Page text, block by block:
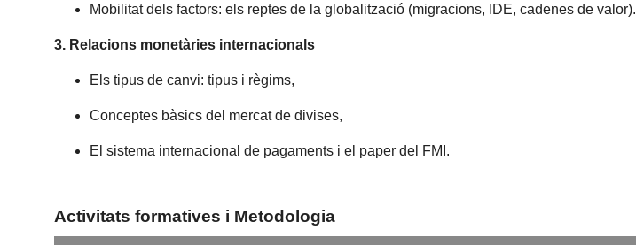
Mobilitat dels factors: els reptes de la globalització (migracions, IDE, cadenes de valor).
3. Relacions monetàries internacionals
Els tipus de canvi: tipus i règims,
Conceptes bàsics del mercat de divises,
El sistema internacional de pagaments i el paper del FMI.
Activitats formatives i Metodologia